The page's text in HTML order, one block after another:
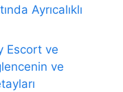
Ayrıcalıklı
Escort ve
ve